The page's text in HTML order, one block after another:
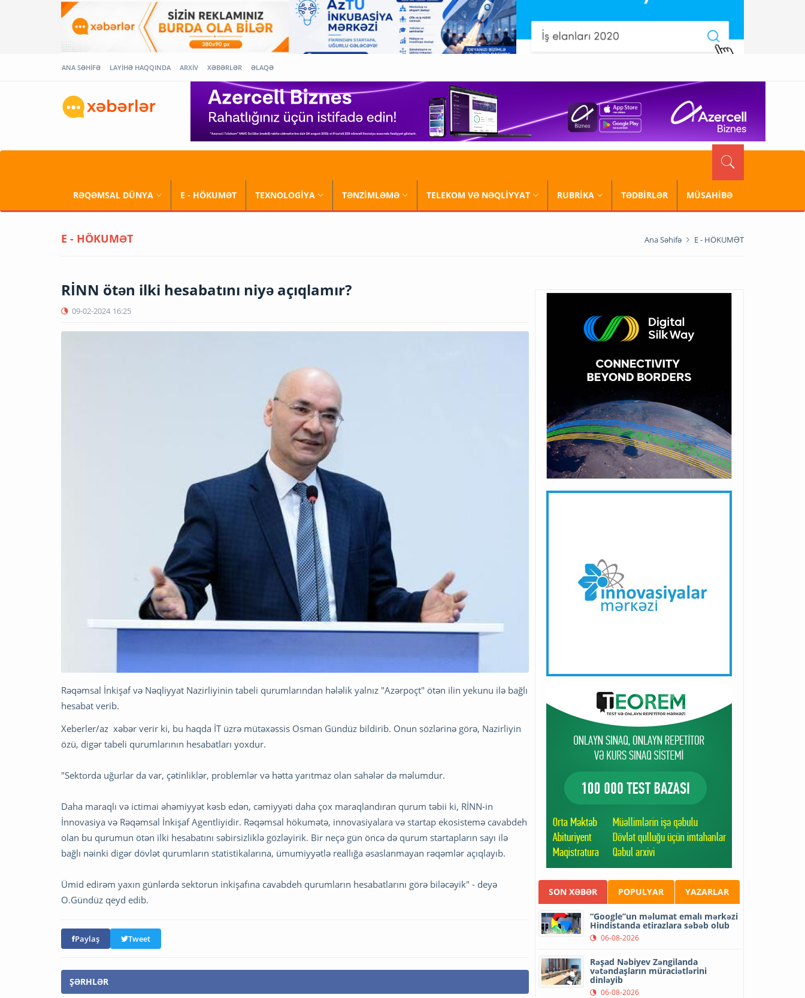
ANA SƏHİFƏ LAYİHƏ HAQQINDA ARXİV XƏBƏRLƏR ƏLAQƏ
RƏQƏMSAL DÜNYA E - HÖKUMƏT TEXNOLOGİYA TƏNZİMLƏMƏ TELEKOM VƏ NƏQLİYYAT RUBRİKA TƏDBİRLƏR MÜSAHİBƏ
E - HÖKUMƏT Ana Səhifə E - HÖKUMƏT
RİNN ötən ilki hesabatını niyə açıqlamır?
09-02-2024 16:25
Rəqəmsal İnkişaf və Nəqliyyat Nazirliyinin tabeli qurumlarından hələlik yalnız "Azərpoçt" ötən ilin yekunu ilə bağlı
hesabat verib.
Xeberler/az xəbər verir ki, bu haqda İT üzrə mütəxəssis Osman Gündüz bildirib. Onun sözlərinə görə, Nazirliyin
özü, digər tabeli qurumlarının hesabatları yoxdur.
"Sektorda uğurlar da var, çətinliklər, problemlər və hətta yarıtmaz olan sahələr də məlumdur.
Daha maraqlı və ictimai əhəmiyyət kəsb edən, cəmiyyəti daha çox maraqlandıran qurum təbii ki, RİNN-in
İnnovasiya və Rəqəmsal İnkişaf Agentliyidir. Rəqəmsal hökumətə, innovasiyalara və startap ekosistemə cavabdeh
olan bu qurumun ötən ilki hesabatını səbirsizliklə gözləyirik. Bir neçə gün öncə də qurum startapların sayı ilə
bağlı nəinki digər dövlət qurumların statistikalarına, ümumiyyətlə reallığa əsaslanmayan rəqəmlər açıqlayıb.
Ümid edirəm yaxın günlərdə sektorun inkişafına cavabdeh qurumların hesabatlarını görə biləcəyik" - deyə
O.Gündüz qeyd edib.
Paylaş Tweet
ŞƏRHLƏR
SON XƏBƏR POPULYAR YAZARLAR
“Google”un məlumat emalı mərkəzi
Hindistanda etirazlara səbəb olub
06-08-2026
Rəşad Nəbiyev Zəngilanda
vətəndaşların müraciətlərini
dinləyib
06-08-2026